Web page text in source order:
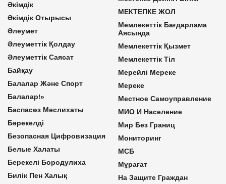
Әкімдік
Әкімдік Отырысы
Әлеумет
Әлеуметтік Қолдау
Әлеуметтік Саясат
Байқау
Балалар Және Спорт
Балалар!»
Баспасөз Мәслихаты
Бәрекелді
Безопасная Цифровизация
Белые Халаты
Берекелі Бородулиха
Билік Пен Халық
МЕКТЕПКЕ ЖОЛ
Мемлекеттік Бағдарлама
Аясында
Мемлекеттік Қызмет
Мемлекеттік Тіл
Мерейлі Мереке
Мереке
Местное Самоуправление
МИО И Население
Мир Без Границ
Мониторинг
МСБ
Мұрағат
На Защите Граждан